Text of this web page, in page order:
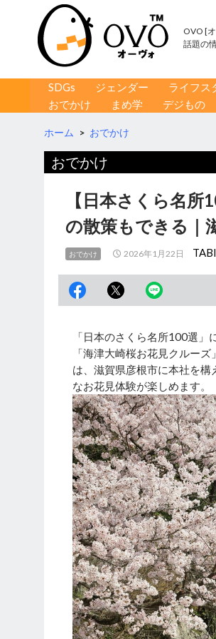
OVO [
話題の
コンテンツへ移動
SDGs ジェンダー ライフス
おでかけ
まめ学 デジもの
ホーム > おでかけ
おでかけ
【日本さくら名
の散策もできる｜
おでかけ 2026年1月22日
「日本のさくら名所100選
「海津大崎桜お花見クルー
は、滋賀県彦根市に本社を
なお花見体験が楽しめます。